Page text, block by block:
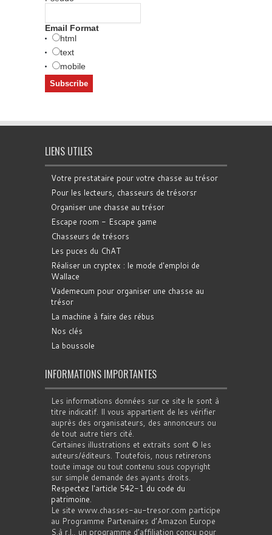
Email Format
html
text
mobile
LIENS UTILES
Votre prestataire pour votre chasse au trésor
Pour les lecteurs, chasseurs de trésorsr
Organiser une chasse au trésor
Escape room - Escape game
Chasseurs de trésors
Les puces du ChAT
Réaliser un cryptex : le mode d'emploi de
Wallace
Vademecum pour organiser une chasse au
trésor
La machine à faire des rébus
Nos clés
La boussole
INFORMATIONS IMPORTANTES
Les informations données sur ce site le sont à
titre indicatif. Il vous appartient de les vérifier
auprès des organisateurs, des annonceurs ou
de tout autre tiers cité.
Certaines illustrations et extraits sont © les
auteurs/éditeurs. Toutefois, nous retirerons
toute image ou tout contenu sous copyright
sur simple demande des ayants droits.
Respectez l'article 542-1 du code du
patrimoine.
Le site www.chasses-au-tresor.com participe
au Programme Partenaires d’Amazon Europe
S.à r.l., un programme d’affiliation conçu pour